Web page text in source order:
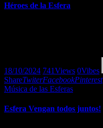
Héroes de la Esfera
18/10/2024 741Views 0Vibes
ShareTwiterFacebookPinterest
Música de las Esferas
Esfera Vengan todos juntos!